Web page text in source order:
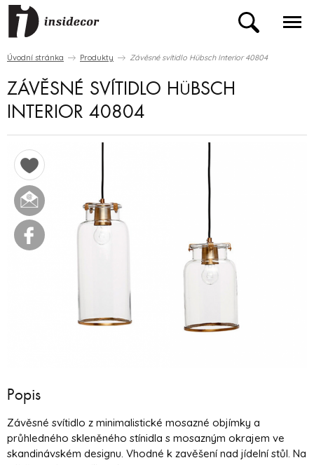
Úvodní stránka Produkty Závěsné svítidlo Hübsch Interior 40804
ZÁVĚSNÉ SVÍTIDLO HÜBSCH
INTERIOR 40804
Popis
Závěsné svítidlo z minimalistické mosazné objímky a
průhledného skleněného stínidla s mosazným okrajem ve
skandinávském designu. Vhodné k zavěšení nad jídelní stůl. Na